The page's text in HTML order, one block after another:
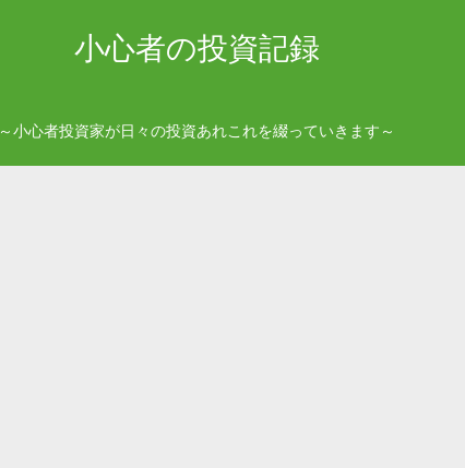
小心者の投資記録
～小心者投資家が日々の投資あれこれを綴っていきます～